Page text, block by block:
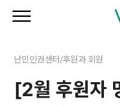
난민인권센터/후원과 회원
[2월 후원자